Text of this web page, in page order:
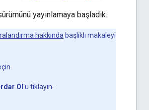
yayınlamaya başladık.
hakkında başlıklı makaleyi
Ol 'u tıklayın.